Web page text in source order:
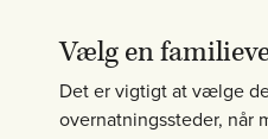
Vælg en
Det er vigtigt at vælge
overnatningssteder, når